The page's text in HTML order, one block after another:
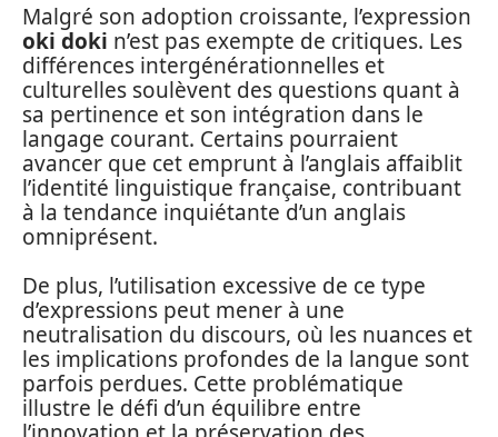
Malgré son adoption croissante, l’expression
oki doki n’est pas exempte de critiques. Les
différences intergénérationnelles et
culturelles soulèvent des questions quant à
sa pertinence et son intégration dans le
langage courant. Certains pourraient
avancer que cet emprunt à l’anglais affaiblit
l’identité linguistique française, contribuant
à la tendance inquiétante d’un anglais
omniprésent.
De plus, l’utilisation excessive de ce type
d’expressions peut mener à une
neutralisation du discours, où les nuances et
les implications profondes de la langue sont
parfois perdues. Cette problématique
illustre le défi d’un équilibre entre